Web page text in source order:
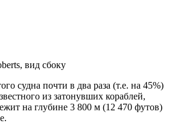
вид сбоку
судна почти в два раза (т.е. на 45%)
из затонувших кораблей,
на глубине 3 800 м (12 470 футов)